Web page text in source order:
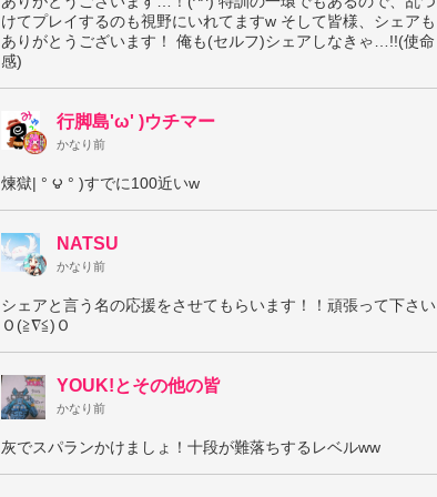
けてプレイするのも視野にいれてますw そして皆様、シェアも
ありがとうございます！ 俺も(セルフ)シェアしなきゃ…!!(使命
感)
行脚島'ω' )ウチマー
かなり前
煉獄| ° ౪ ° )すでに100近いw
NATSU
かなり前
シェアと言う名の応援をさせてもらいます！！頑張って下さい
Ｏ(≧∇≦)Ｏ
YOUK!とその他の皆
かなり前
灰でスパランかけましょ！十段が難落ちするレベルww